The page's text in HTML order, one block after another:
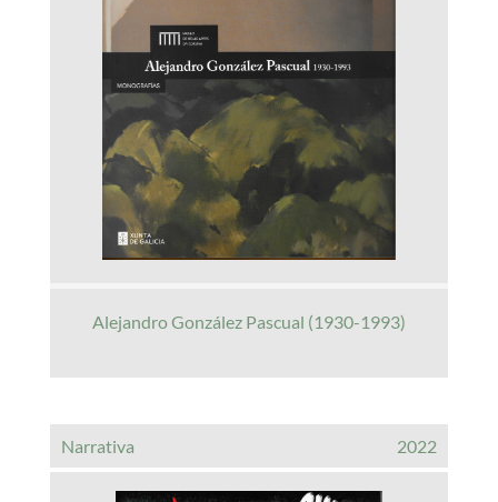
Alejandro González Pascual (1930-1993)
Narrativa 2022